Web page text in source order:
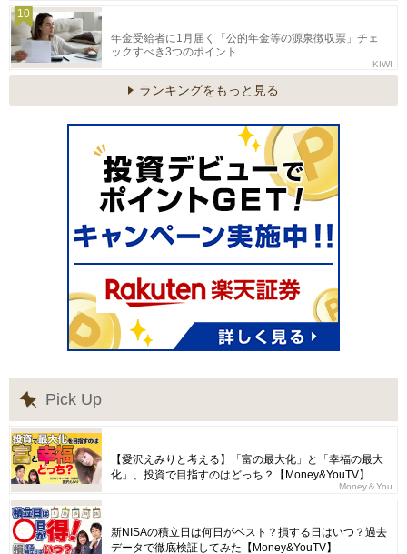
10
年金受給者に1月届く「公的年金等の源泉徴収票」チェ
ックすべき3つのポイント
KIWI
ランキングをもっと見る
Pick Up
【愛沢えみりと考える】「富の最大化」と「幸福の最大
化」、投資で目指すのはどっち？【Money&YouTV】
Money＆You
新NISAの積立日は何日がベスト？損する日はいつ？過去
データで徹底検証してみた【Money&YouTV】